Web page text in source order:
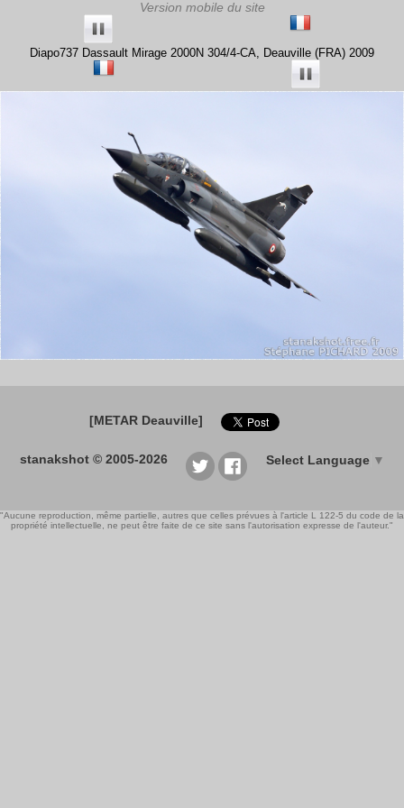
Diapo737 Dassault Mirage 2000N 304/4-CA, Deauville (FRA) 2009
[METAR Deauville]
stanakshot © 2005-2026 Select Language ▼
"Aucune reproduction, même partielle, autres que celles prévues à l'article L 122-5 du code de la
propriété intellectuelle, ne peut être faite de ce site sans l'autorisation expresse de l'auteur."